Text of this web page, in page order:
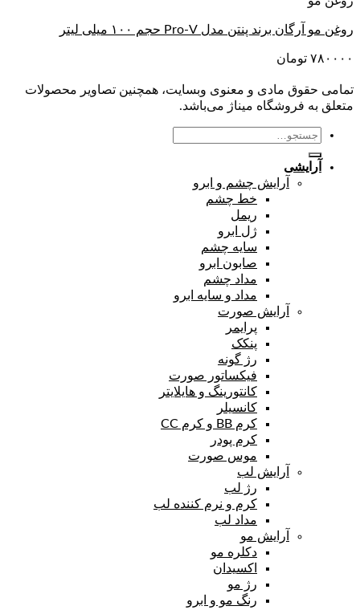
روغن مو آرگان برند پنتن مدل Pro-V حجم ۱۰۰ میلی لیتر
۷۸۰۰۰۰ تومان
تمامی حقوق مادی و معنوی وبسایت، همچنین تصاویر محصولات
متعلق به فروشگاه میناژ می‌باشد.
جستجو
برای:
آرایشی
آرایش چشم و ابرو
خط چشم
ریمل
ژل ابرو
سایه چشم
صابون ابرو
مداد چشم
مداد و سایه ابرو
آرایش صورت
پرایمر
پنکک
رژ گونه
فیکساتور صورت
کانتورینگ و هایلایتر
کانسیلر
کرم BB و کرم CC
کرم پودر
موس صورت
آرایش لب
رژ لب
کرم و نرم کننده لب
مداد لب
آرایش مو
دکلره مو
اکسیدان
رژ مو
رنگ مو و ابرو